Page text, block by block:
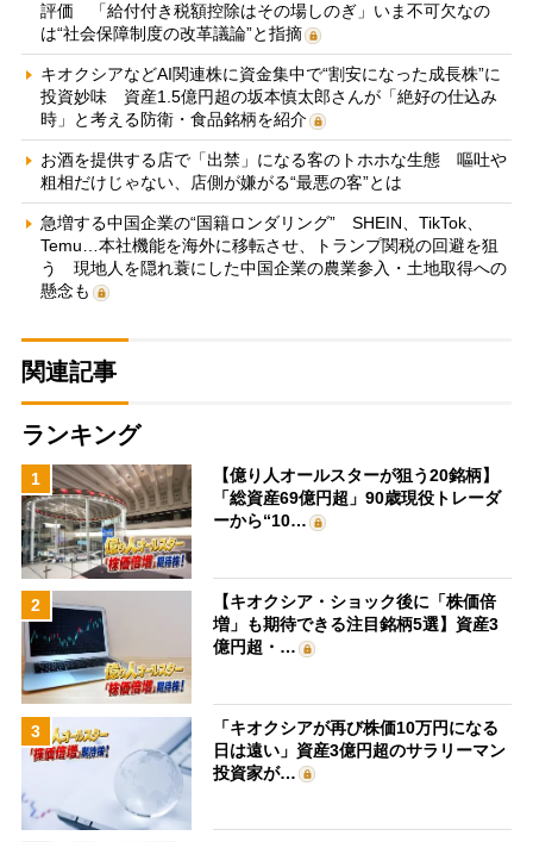
評価 「給付付き税額控除はその場しのぎ」いま不可欠なの
は“社会保障制度の改革議論”と指摘
キオクシアなどAI関連株に資金集中で“割安になった成長株”に
投資妙味 資産1.5億円超の坂本慎太郎さんが「絶好の仕込み
時」と考える防衛・食品銘柄を紹介
お酒を提供する店で「出禁」になる客のトホホな生態 嘔吐や
粗相だけじゃない、店側が嫌がる“最悪の客”とは
急増する中国企業の“国籍ロンダリング” SHEIN、TikTok、
Temu…本社機能を海外に移転させ、トランプ関税の回避を狙
う 現地人を隠れ蓑にした中国企業の農業参入・土地取得への
懸念も
関連記事
ランキング
1
【億り人オールスターが狙う20銘柄】
「総資産69億円超」90歳現役トレーダ
ーから“10…
2
【キオクシア・ショック後に「株価倍
増」も期待できる注目銘柄5選】資産3
億円超・…
3
「キオクシアが再び株価10万円になる
日は遠い」資産3億円超のサラリーマン
投資家が…